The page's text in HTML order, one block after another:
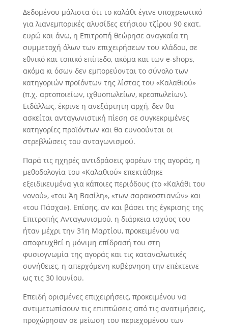
Δεδομένου μάλιστα ότι το καλάθι έγινε υποχρεωτικό
για λιανεμπορικές αλυσίδες ετήσιου τζίρου 90 εκατ.
ευρώ και άνω, η Επιτροπή θεώρησε αναγκαία τη
συμμετοχή όλων των επιχειρήσεων του κλάδου, σε
εθνικό και τοπικό επίπεδο, ακόμα και των e-shops,
ακόμα κι όσων δεν εμπορεύονται το σύνολο των
κατηγοριών προϊόντων της λίστας του «Καλαθιού»
(π.χ. αρτοποιείων, ιχθυοπωλείων, κρεοπωλείων).
Ειδάλλως, έκρινε η ανεξάρτητη αρχή, δεν θα
ασκείται ανταγωνιστική πίεση σε συγκεκριμένες
κατηγορίες προϊόντων και θα ευνοούνται οι
στρεβλώσεις του ανταγωνισμού.
Παρά τις ηχηρές αντιδράσεις φορέων της αγοράς, η
μεθοδολογία του «Καλαθιού» επεκτάθηκε
εξειδικευμένα για κάποιες περιόδους (το «Καλάθι του
νονού», «του Άη Βασίλη», «των σαρακοστιανών» και
«του Πάσχα»). Επίσης, αν και βάσει της έγκρισης της
Επιτροπής Ανταγωνισμού, η διάρκεια ισχύος του
ήταν μέχρι την 31η Μαρτίου, προκειμένου να
αποφευχθεί η μόνιμη επίδρασή του στη
φυσιογνωμία της αγοράς και τις καταναλωτικές
συνήθειες, η απερχόμενη κυβέρνηση την επέκτεινε
ως τις 30 Ιουνίου.
Επειδή ορισμένες επιχειρήσεις, προκειμένου να
αντιμετωπίσουν τις επιπτώσεις από τις ανατιμήσεις,
προχώρησαν σε μείωση του περιεχομένου των